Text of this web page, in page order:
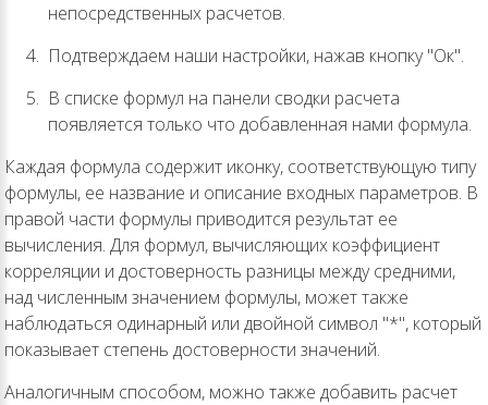
непосредственных расчетов.
Подтверждаем наши настройки, нажав кнопку "Ок".
В списке формул на панели сводки расчета
появляется только что добавленная нами формула.
Каждая формула содержит иконку, соответствующую типу
формулы, ее название и описание входных параметров. В
правой части формулы приводится результат ее
вычисления. Для формул, вычисляющих коэффициент
корреляции и достоверность разницы между средними,
над численным значением формулы, может также
наблюдаться одинарный или двойной символ "*", который
показывает степень достоверности значений.
Аналогичным способом, можно также добавить расчет